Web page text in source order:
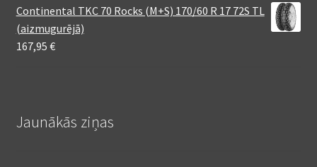
Continental TKC 70 Rocks (M+S) 170/60 R 17 72S TL
(aizmugurējā)
167,95 €
Jaunākās ziņas